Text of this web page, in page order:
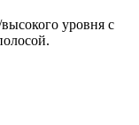
уровня с